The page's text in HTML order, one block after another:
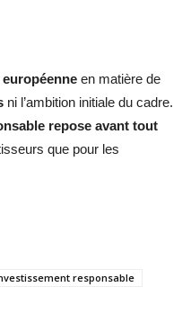
en matière de
ni l’ambition initiale du cadre.
repose avant tout
que pour les
responsable